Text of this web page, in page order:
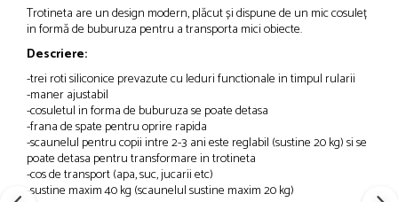
Trotineta are un design modern, plăcut și dispune de un mic cosuleț
in formă de buburuza pentru a transporta mici obiecte.
Descriere:
-trei roti siliconice prevazute cu leduri functionale in timpul rularii
-maner ajustabil
-cosuletul in forma de buburuza se poate detasa
-frana de spate pentru oprire rapida
-scaunelul pentru copii intre 2-3 ani este reglabil (sustine 20 kg) si se
poate detasa pentru transformare in trotineta
-cos de transport (apa, suc, jucarii etc)
-sustine maxim 40 kg (scaunelul sustine maxim 20 kg)